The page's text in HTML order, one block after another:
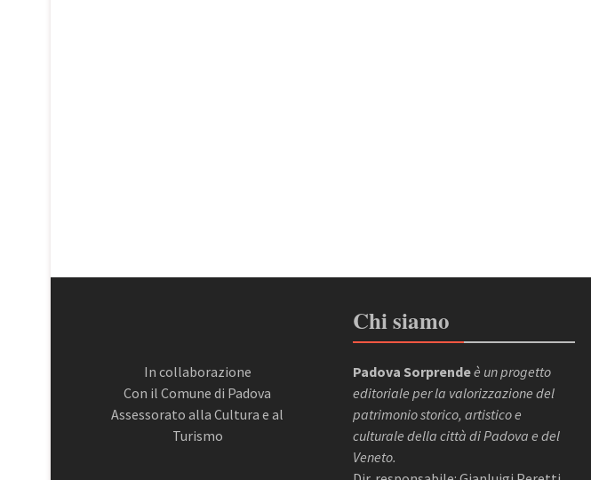
In collaborazione
Con il Comune di Padova
Assessorato alla Cultura e al
Turismo
Chi siamo
Padova Sorprendeè un progetto
editoriale per la valorizzazione del
patrimonio storico, artistico e
culturale della città di Padova e del
Veneto.